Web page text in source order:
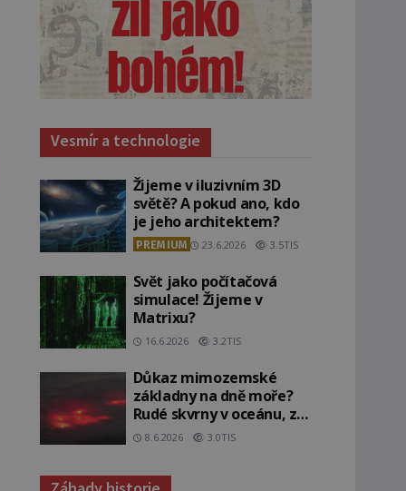
Vesmír a technologie
Žijeme v iluzivním 3D
světě? A pokud ano, kdo
je jeho architektem?
PREMIUM 23.6.2026 3.5TIS
Svět jako počítačová
simulace! Žijeme v
Matrixu?
16.6.2026 3.2TIS
Důkaz mimozemské
základny na dně moře?
Rudé skvrny v oceánu, ze
kterých srší blesky!
8.6.2026 3.0TIS